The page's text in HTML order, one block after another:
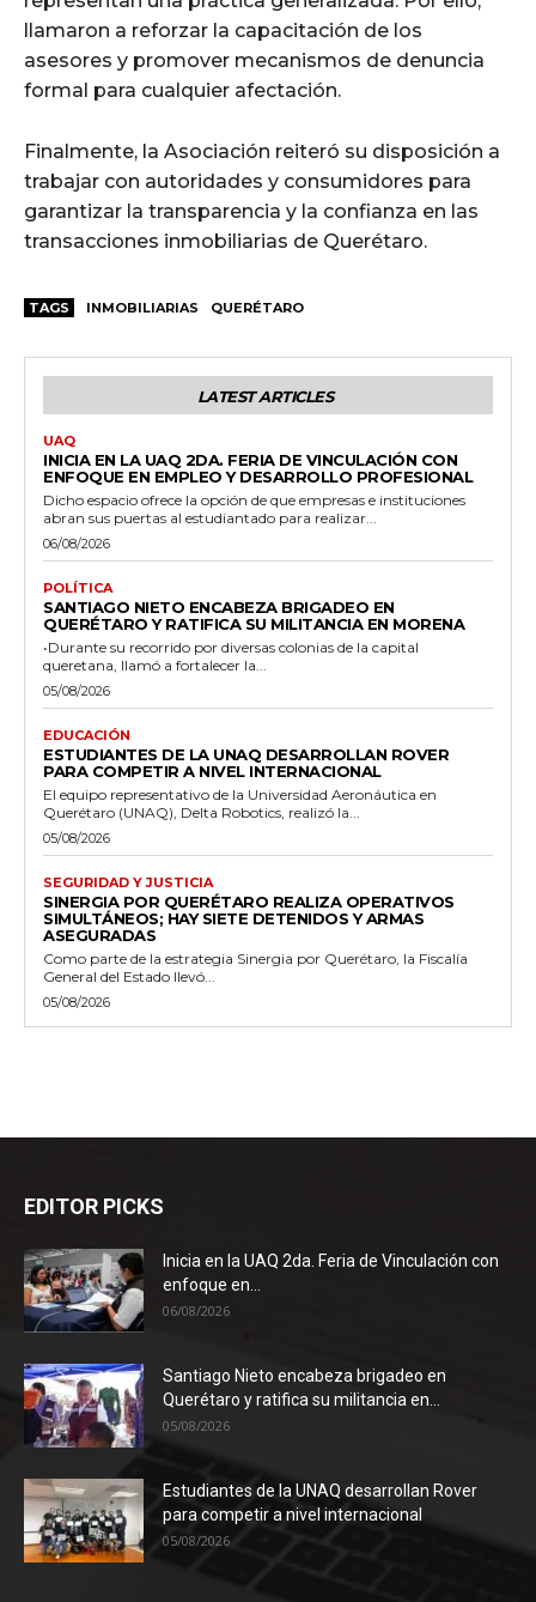
llamaron a reforzar la capacitación de los
asesores y promover mecanismos de denuncia
formal para cualquier afectación.
Finalmente, la Asociación reiteró su disposición a
trabajar con autoridades y consumidores para
garantizar la transparencia y la confianza en las
transacciones inmobiliarias de Querétaro.
TAGS INMOBILIARIAS QUERÉTARO
LATEST ARTICLES
UAQ
INICIA EN LA UAQ 2DA. FERIA DE VINCULACIÓN CON
ENFOQUE EN EMPLEO Y DESARROLLO PROFESIONAL
Dicho espacio ofrece la opción de que empresas e instituciones
abran sus puertas al estudiantado para realizar...
06/08/2026
POLÍTICA
SANTIAGO NIETO ENCABEZA BRIGADEO EN
QUERÉTARO Y RATIFICA SU MILITANCIA EN MORENA
•Durante su recorrido por diversas colonias de la capital
queretana, llamó a fortalecer la...
05/08/2026
EDUCACIÓN
ESTUDIANTES DE LA UNAQ DESARROLLAN ROVER
PARA COMPETIR A NIVEL INTERNACIONAL
El equipo representativo de la Universidad Aeronáutica en
Querétaro (UNAQ), Delta Robotics, realizó la...
05/08/2026
SEGURIDAD Y JUSTICIA
SINERGIA POR QUERÉTARO REALIZA OPERATIVOS
SIMULTÁNEOS; HAY SIETE DETENIDOS Y ARMAS
ASEGURADAS
Como parte de la estrategia Sinergia por Querétaro, la Fiscalía
General del Estado llevó...
05/08/2026
EDITOR PICKS
Inicia en la UAQ 2da. Feria de Vinculación con
enfoque en...
06/08/2026
Santiago Nieto encabeza brigadeo en
Querétaro y ratifica su militancia en...
05/08/2026
Estudiantes de la UNAQ desarrollan Rover
para competir a nivel internacional
05/08/2026